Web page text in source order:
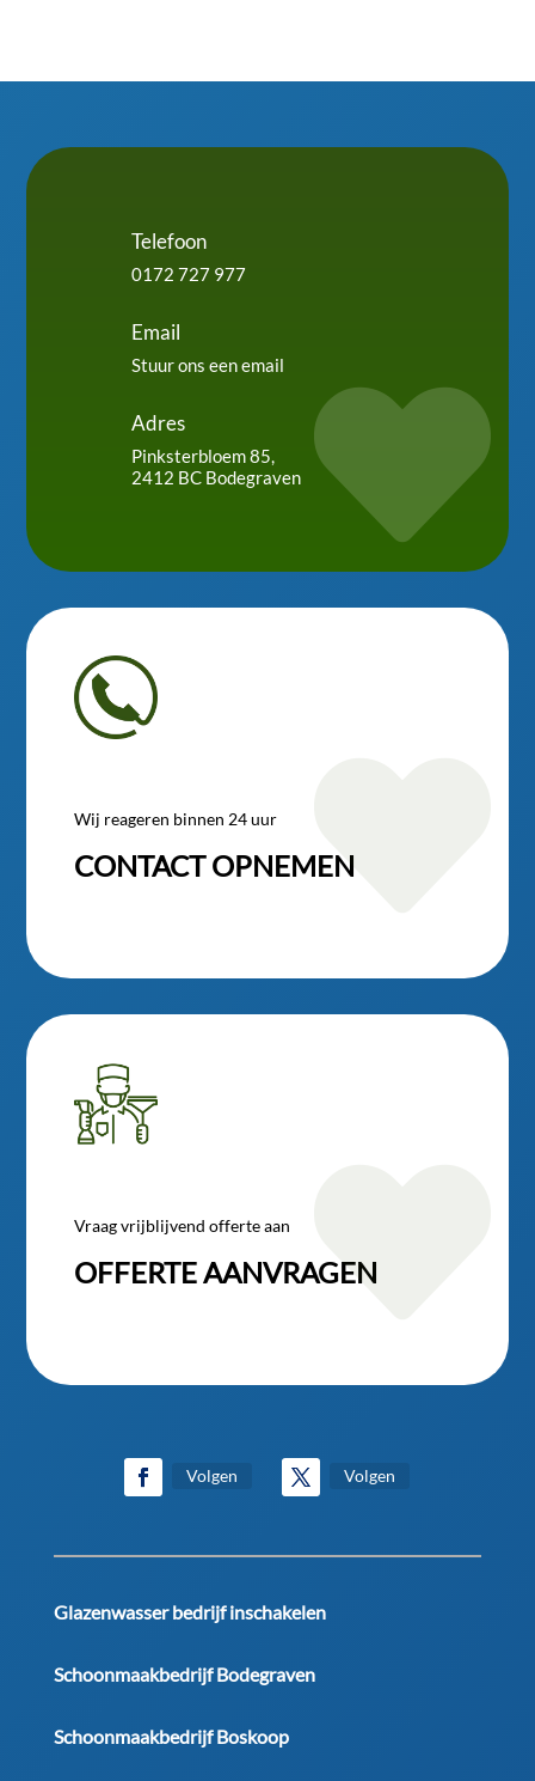
Telefoon
0172 727 977
Email
Stuur ons een email
Adres
Pinksterbloem 85,
2412 BC Bodegraven

Wij reageren binnen 24 uur
CONTACT OPNEMEN
Vraag vrijblijvend offerte aan
OFFERTE AANVRAGEN

Volgen Volgen
Glazenwasser bedrijf inschakelen
Schoonmaakbedrijf Bodegraven
Schoonmaakbedrijf Boskoop